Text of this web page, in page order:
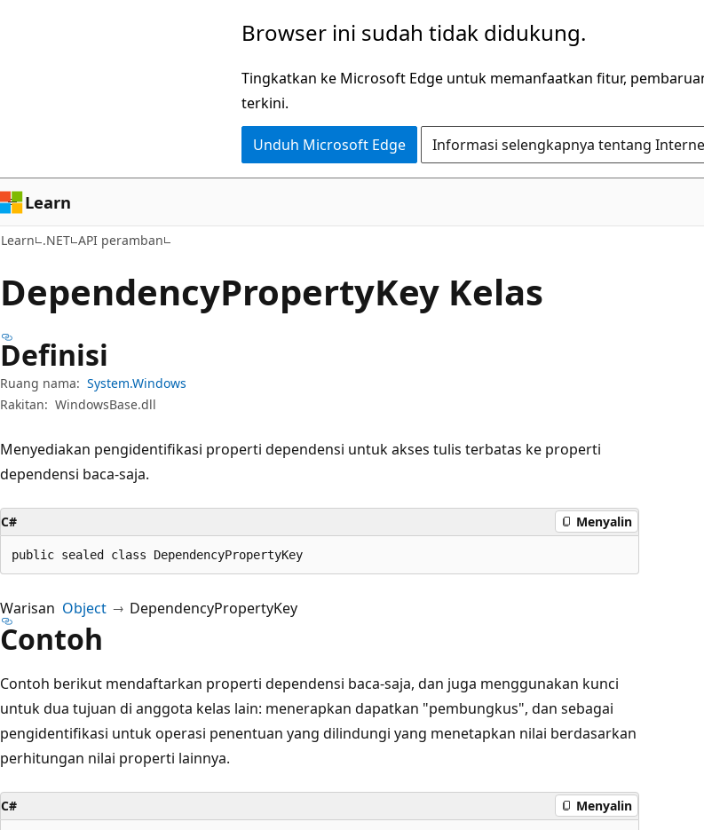
Browser ini sudah tidak didukung.
Tingkatkan ke Microsoft Edge untuk memanfaatkan fitur,
terkini.
Unduh Microsoft Edge Informasi selengkapnya tentang
Learn
Learn .NET API peramban
DependencyPropertyKey Kelas
Definisi
Ruang nama: System.Windows
Rakitan: WindowsBase.dll
Menyediakan pengidentifikasi properti dependensi untuk akses tulis terbatas ke properti
dependensi baca-saja.
C# Menyalin
public sealed class DependencyPropertyKey
Warisan Object DependencyPropertyKey
Contoh
Contoh berikut mendaftarkan properti dependensi baca-saja, dan juga menggunakan kunci
untuk dua tujuan di anggota kelas lain: menerapkan dapatkan "pembungkus", dan sebagai
pengidentifikasi untuk operasi penentuan yang dilindungi yang menetapkan nilai berdasarkan
perhitungan nilai properti lainnya.
C# Menyalin